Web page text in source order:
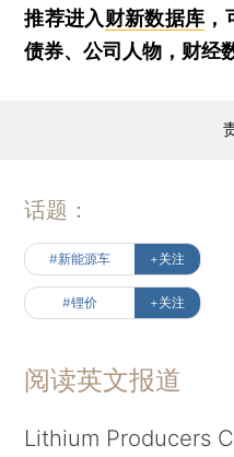
推荐进入财新数据库
债券、公司人物，财经
话题：
#新能源车 +关注
#锂价 +关注
阅读英文报道
Lithium Producers